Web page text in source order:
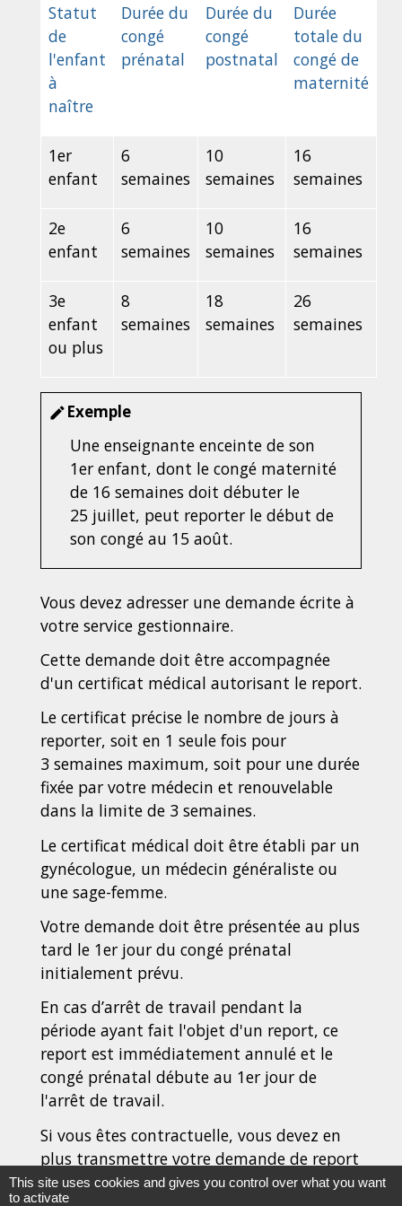
Statut
de
l'enfant
à
naître
Durée du
congé
prénatal
Durée du
congé
postnatal
Durée
totale du
congé de
maternité
1er
enfant
6
semaines
10
semaines
16
semaines
2e
enfant
6
semaines
10
semaines
16
semaines
3e
enfant
ou plus
8
semaines
18
semaines
26
semaines
edit Exemple
Une enseignante enceinte de son
1er enfant, dont le congé maternité
de 16 semaines doit débuter le
25 juillet, peut reporter le début de
son congé au 15 août.
Vous devez adresser une demande écrite à
votre service gestionnaire.
Cette demande doit être accompagnée
d'un certificat médical autorisant le report.
Le certificat précise le nombre de jours à
reporter, soit en 1 seule fois pour
3 semaines maximum, soit pour une durée
fixée par votre médecin et renouvelable
dans la limite de 3 semaines.
Le certificat médical doit être établi par un
gynécologue, un médecin généraliste ou
une sage-femme.
Votre demande doit être présentée au plus
tard le 1er jour du congé prénatal
initialement prévu.
En cas d’arrêt de travail pendant la
période ayant fait l'objet d'un report, ce
report est immédiatement annulé et le
congé prénatal débute au 1er jour de
l'arrêt de travail.
Si vous êtes contractuelle, vous devez en
plus transmettre votre demande de report
et le certificat médical à votreCPAM.
This site uses cookies and gives you control over what you want
to activate